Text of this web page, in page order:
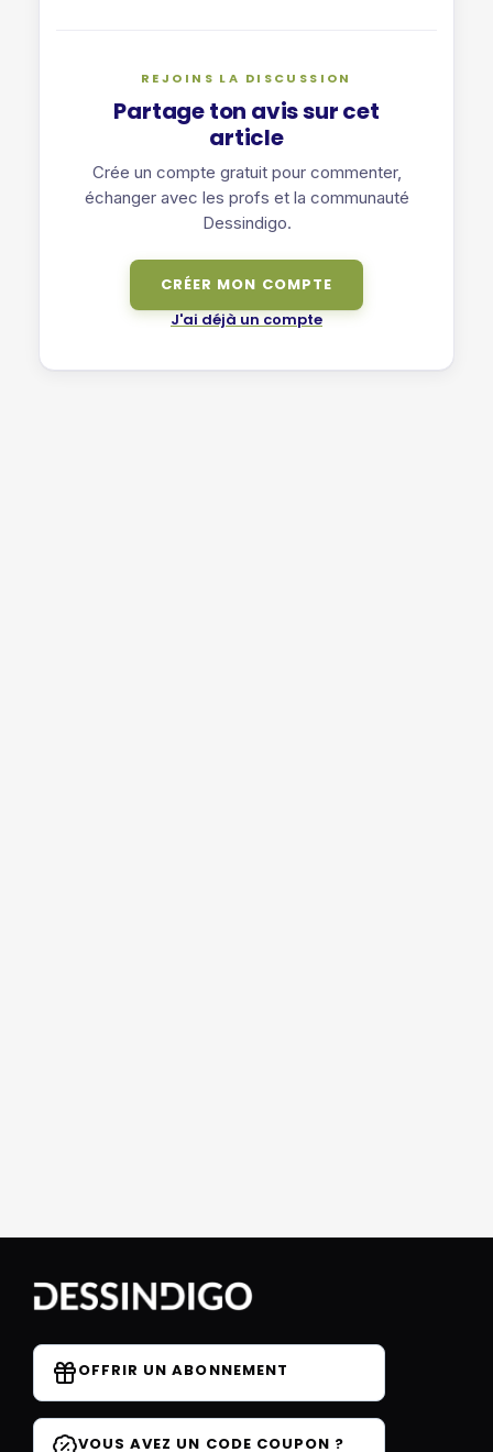
REJOINS LA DISCUSSION
Partage ton avis sur cet
article
Crée un compte gratuit pour commenter,
échanger avec les profs et la communauté
Dessindigo.
CRÉER MON COMPTE
J'ai déjà un compte
OFFRIR UN ABONNEMENT
VOUS AVEZ UN CODE COUPON ?